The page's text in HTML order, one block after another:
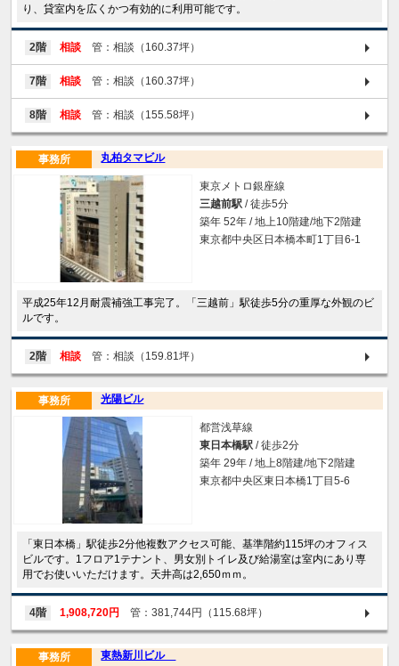
り、貸室内を広くかつ有効的に利用可能です。
2階 相談 管：相談（160.37坪）
7階 相談 管：相談（160.37坪）
8階 相談 管：相談（155.58坪）
丸柏タマビル
事務所
東京メトロ銀座線
三越前駅 / 徒歩5分
築年 52年 / 地上10階建/地下2階建
東京都中央区日本橋本町1丁目6-1
平成25年12月耐震補強工事完了。「三越前」駅徒歩5分の重厚な外観のビ
ルです。
2階 相談 管：相談（159.81坪）
光陽ビル
事務所
都営浅草線
東日本橋駅 / 徒歩2分
築年 29年 / 地上8階建/地下2階建
東京都中央区東日本橋1丁目5-6
「東日本橋」駅徒歩2分他複数アクセス可能、基準階約115坪のオフィス
ビルです。1フロア1テナント、男女別トイレ及び給湯室は室内にあり専
用でお使いいただけます。天井高は2,650ｍｍ。
4階 1,908,720円 管：381,744円（115.68坪）
東熱新川ビル
事務所